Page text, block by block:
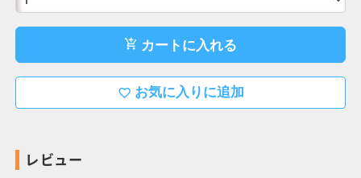
add_shopping_cart カートに入れる
favorite_border お気に入りに追加
レビュー